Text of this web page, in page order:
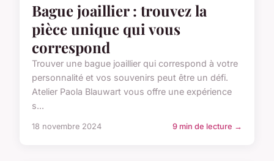
Bague joaillier : trouvez la
pièce unique qui vous
correspond
Trouver une bague joaillier qui correspond à votre
personnalité et vos souvenirs peut être un défi.
Atelier Paola Blauwart vous offre une expérience
s...
18 novembre 2024 9 min de lecture →